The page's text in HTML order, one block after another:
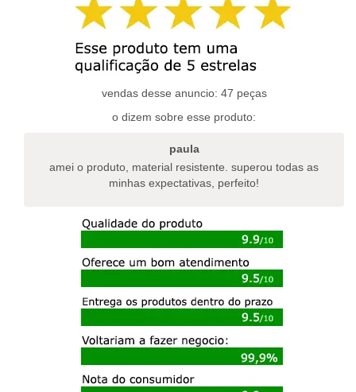
vendas desse anuncio: 47 peças
o dizem sobre esse produto:
paula
amei o produto, material resistente. superou todas as
minhas expectativas, perfeito!